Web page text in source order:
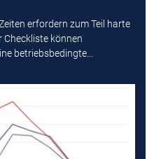
erfordern zum Teil harte
Checkliste können
betriebsbedingte...